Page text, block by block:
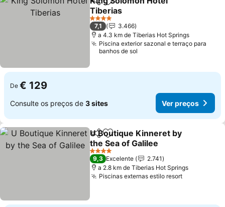
PartilharAdicionar aos favoritos
Tiberias
4 Estrelas
7,1
3.466
a 4.3 km de Tiberias Hot Springs
Piscina exterior sazonal e terraço para
banhos de sol
De € 129
Consulte os preços de 3 sites Ver preços
PartilharAdicionar aos favoritos
U Boutique Kinneret by
the Sea of Galilee
4 Estrelas
9,3 Excelente
2.741
a 2.8 km de Tiberias Hot Springs
Piscinas externas estilo resort